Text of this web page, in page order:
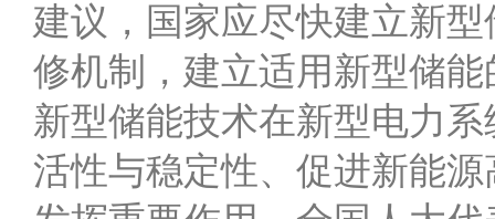
建议，国家应尽快建立新
修机制，建立适用新型储
新型储能技术在新型电力
活性与稳定性、促进新能